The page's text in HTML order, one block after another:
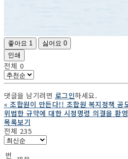
좋아요 1 싫어요 0
인쇄
전체 0
댓글을 남기려면 로그인하세요.
« 조합원이 만든다!! 조합원 복지정책 공
위법한 규약에 대한 시정명령 의결을 환
목록보기
전체 235
번